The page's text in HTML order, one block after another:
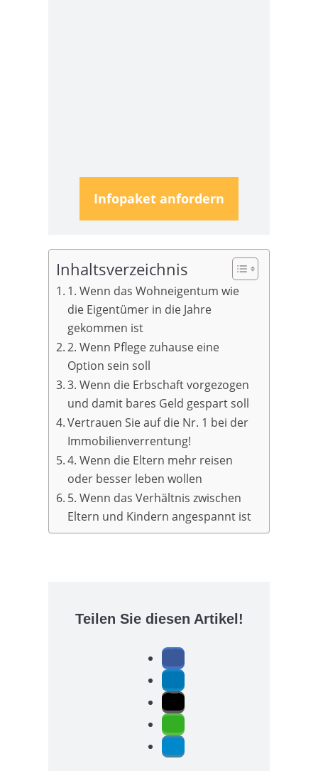
Infopaket anfordern
Inhaltsverzeichnis
1. Wenn das Wohneigentum wie
die Eigentümer in die Jahre
gekommen ist
2. Wenn Pflege zuhause eine
Option sein soll
3. Wenn die Erbschaft vorgezogen
und damit bares Geld gespart soll
Vertrauen Sie auf die Nr. 1 bei der
Immobilienverrentung!
4. Wenn die Eltern mehr reisen
oder besser leben wollen
5. Wenn das Verhältnis zwischen
Eltern und Kindern angespannt ist
Teilen Sie diesen Artikel!